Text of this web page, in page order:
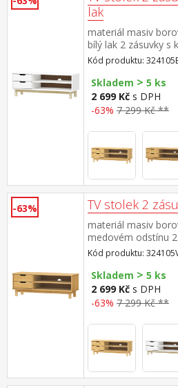
lak
materiál masiv
bílý lak 2 zásuvky s
police otvor na
Kód produktu:
Skladem > 5 ks
2 699 Kč s DPH
-63% 7 299 Kč **
-63% TV stolek 2
materiál masiv
medovém odstínu
pojezdy, 1 police
Kód produktu:
Skladem > 5 ks
2 699 Kč s DPH
-63% 7 299 Kč **